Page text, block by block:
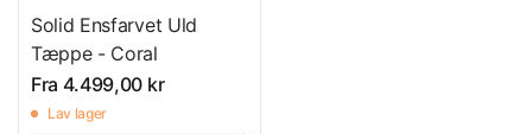
Solid Ensfarvet Uld
Tæppe - Coral
Fra 4.499,00 kr
Lav lager